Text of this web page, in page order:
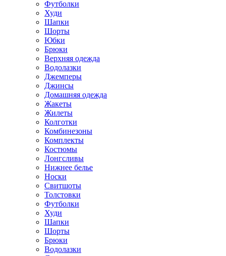
Футболки
Худи
Шапки
Шорты
Юбки
Брюки
Верхняя одежда
Водолазки
Джемперы
Джинсы
Домашняя одежда
Жакеты
Жилеты
Колготки
Комбинезоны
Комплекты
Костюмы
Лонгсливы
Нижнее белье
Носки
Свитшоты
Толстовки
Футболки
Худи
Шапки
Шорты
Брюки
Водолазки